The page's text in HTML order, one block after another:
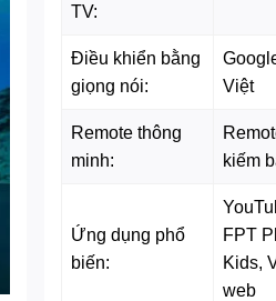
TV:
Điều khiển bằng
giọng nói:
Việt
Remote thông
minh:
kiếm
Ứng dụng phổ
biến:
FPT
Kids,
web